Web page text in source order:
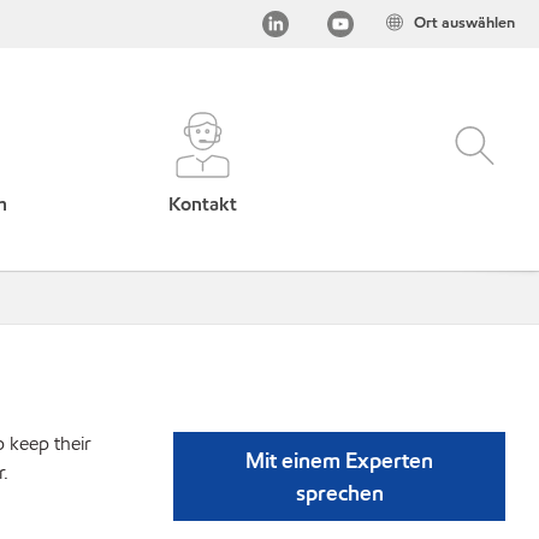
Ort auswählen
Kontakt
keep their
Mit einem Experten
sprechen